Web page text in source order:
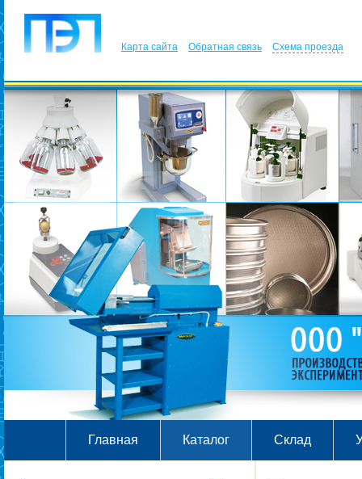
Карта сайта Обратная связь Схема проезда
Главная Каталог Склад